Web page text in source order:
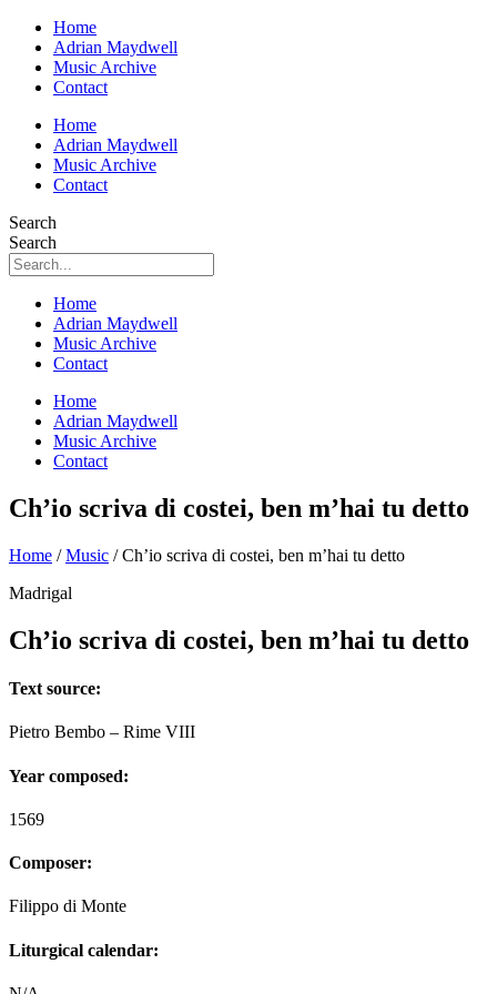
Home
Adrian Maydwell
Music Archive
Contact
Home
Adrian Maydwell
Music Archive
Contact
Search
Search
Home
Adrian Maydwell
Music Archive
Contact
Home
Adrian Maydwell
Music Archive
Contact
Ch’io scriva di costei, ben m’hai tu detto
Home /Music /Ch’io scriva di costei, ben m’hai tu detto
Madrigal
Ch’io scriva di costei, ben m’hai tu detto
Text source:
Pietro Bembo – Rime VIII
Year composed:
1569
Composer:
Filippo di Monte
Liturgical calendar: